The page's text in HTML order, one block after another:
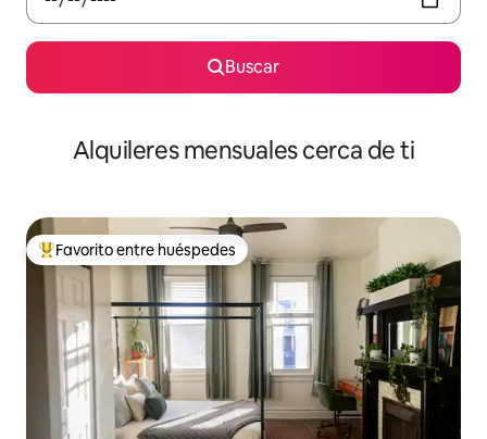
Buscar
Alquileres mensuales cerca de ti
Favorito entre huéspedes preferido
Favorito entre huéspedes